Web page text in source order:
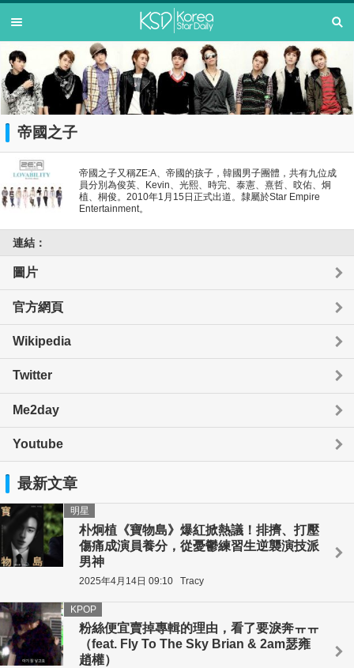
帝國之子
帝國之子又稱ZE:A、帝國的孩子，韓國男子團體，共有九位成
員分別為俊英、Kevin、光熙、時完、泰憲、熹哲、旼佑、炯
植、桐俊。2010年1月15日正式出道。隸屬於Star Empire
Entertainment。
連結：
圖片
官方網頁
Wikipedia
Twitter
Me2day
Youtube
最新文章
朴炯植《寶物島》爆紅掀熱議！排擠、打壓
傷痛成演員養分，從憂鬱練習生逆襲演技派
男神
明星
2025年4月14日 09:10 Tracy
粉絲便宜賣掉專輯的理由，看了要淚奔ㅠㅠ
（feat. Fly To The Sky Brian & 2am瑟雍
趙權）
KPOP